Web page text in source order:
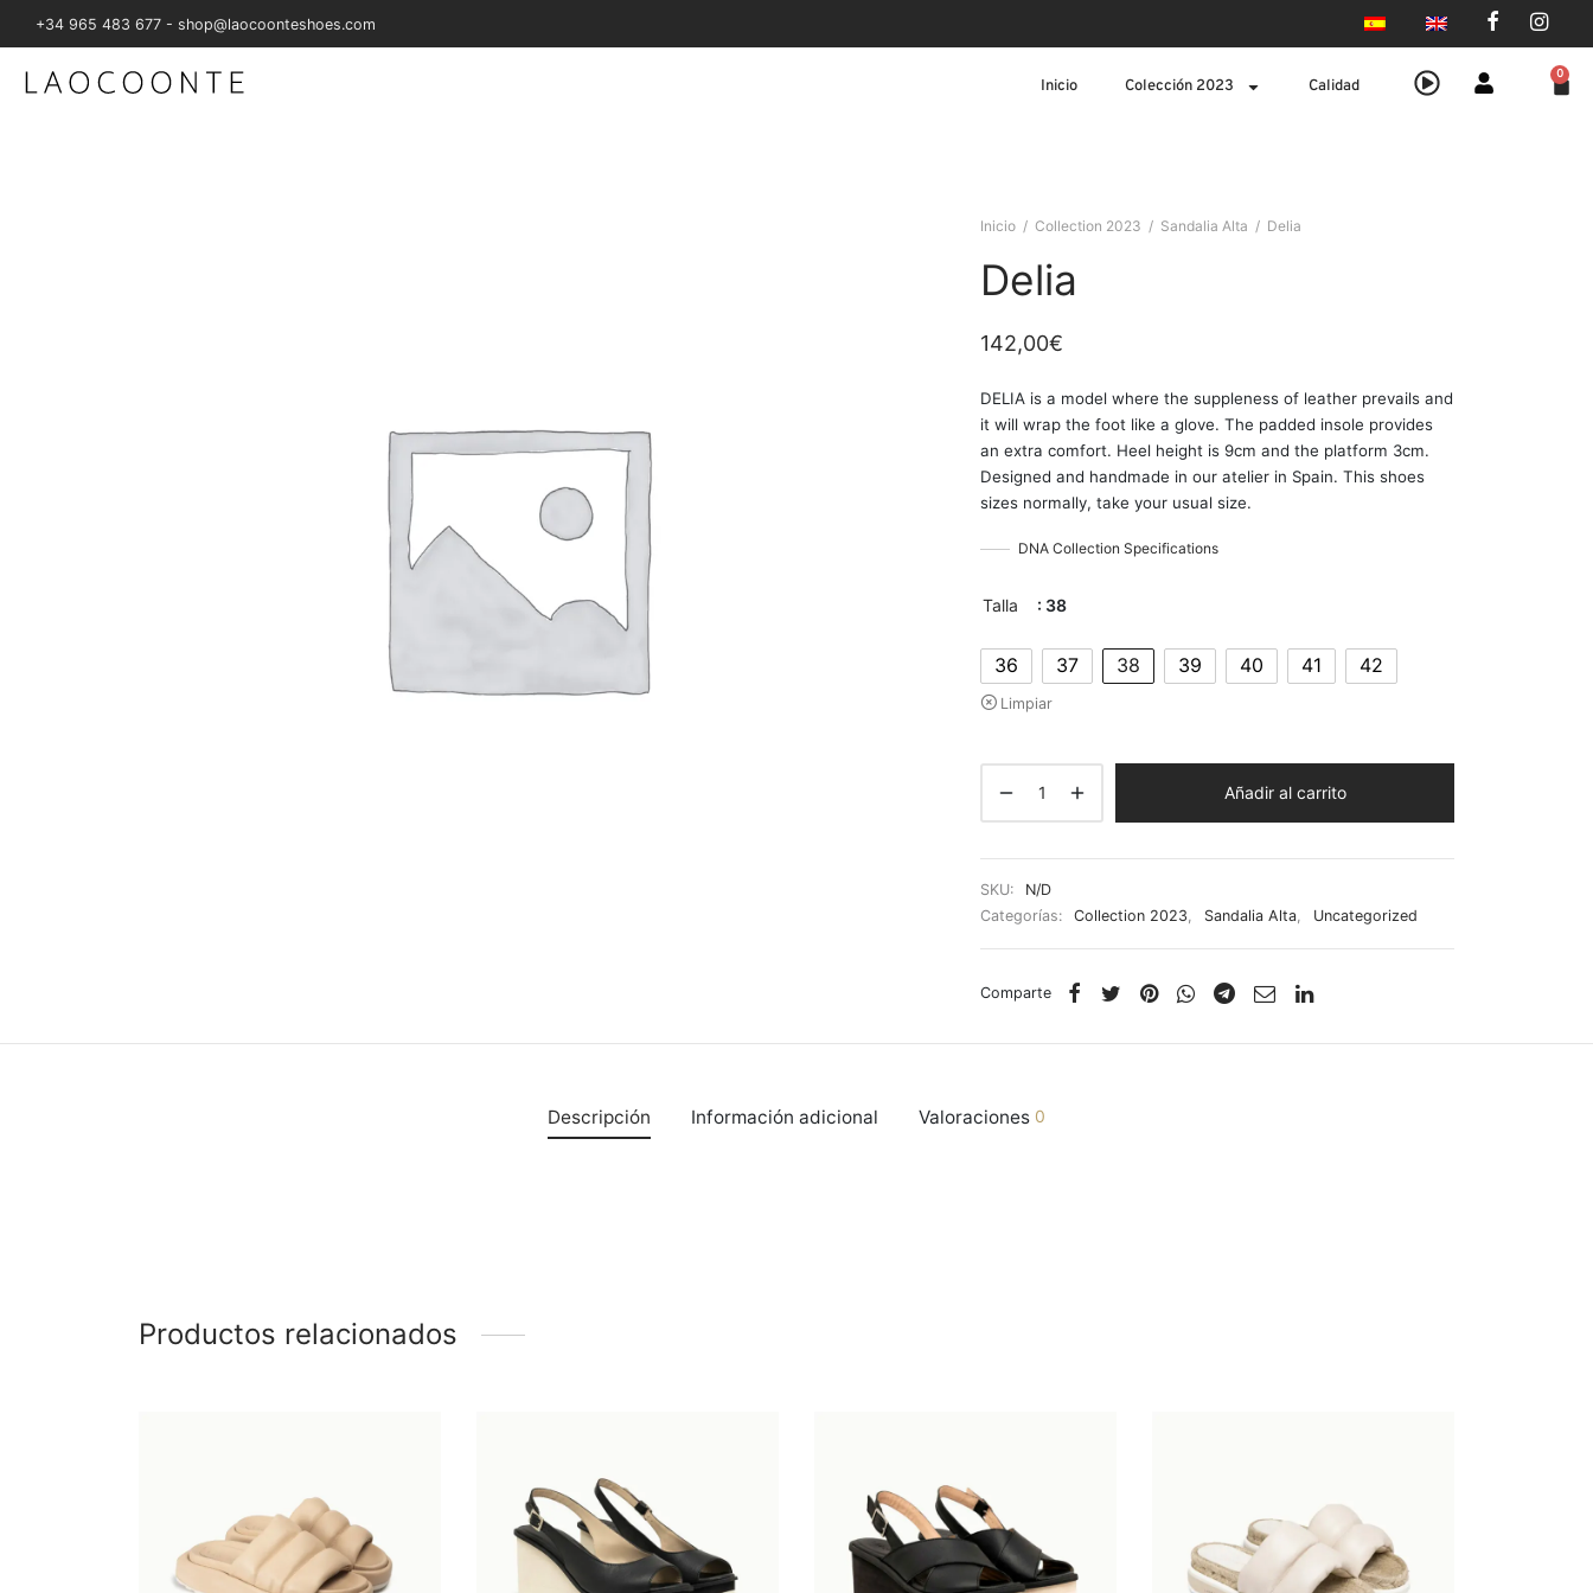
+34 965 483 677 - shop@laocoonteshoes.com
Inicio Colección 2023 Calidad
0
Inicio / Collection 2023 / Sandalia Alta / Delia
Delia
142,00€
DELIA is a model where the suppleness of leather prevails and
it will wrap the foot like a glove. The padded insole provides
an extra comfort. Heel height is 9cm and the platform 3cm.
Designed and handmade in our atelier in Spain. This shoes
sizes normally, take your usual size.
DNA Collection Specifications
Talla : 38
36 37 38 39 40 41 42
Limpiar
Añadir al carrito
SKU:
N/D
Categorías:
Collection 2023, Sandalia Alta, Uncategorized
Comparte
Descripción Información adicional Valoraciones 0
Productos relacionados